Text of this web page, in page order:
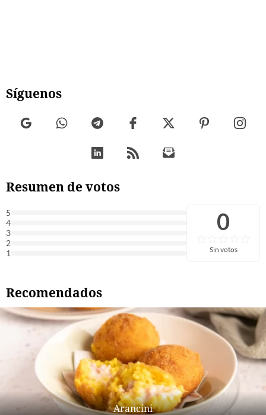
Síguenos
Resumen de votos
5
4
3
2
1
0
Sin votos
Recomendados
Arancini